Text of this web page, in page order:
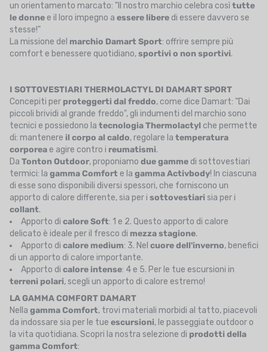
un orientamento marcato: "Il nostro marchio celebra così tutte
le donne e il loro impegno a essere libere di essere davvero se
stesse!"
La missione del marchio Damart Sport: offrire sempre più
comfort e benessere quotidiano,sportivi o non sportivi.
I SOTTOVESTIARI THERMOLACTYL DI DAMART SPORT
Concepiti per proteggerti dal freddo, come dice Damart: "Dai
piccoli brividi al grande freddo", gli indumenti del marchio sono
tecnici e possiedono la tecnologia Thermolactyl che permette
di: mantenere il corpo al caldo, regolare la temperatura
corporea e agire contro i reumatismi.
Da Tonton Outdoor, proponiamo due gamme di sottovestiari
termici: la gamma Comfort e la gamma Activbody! In ciascuna
di esse sono disponibili diversi spessori, che forniscono un
apporto di calore differente, sia per i sottovestiari sia per i
collant.
Apporto di calore Soft: 1 e 2. Questo apporto di calore
delicato è ideale per il fresco di mezza stagione.
Apporto di calore medium: 3. Nel cuore dell'inverno, benefici
di un apporto di calore importante.
Apporto di calore intense: 4 e 5. Per le tue escursioni in
terreni polari, scegli un apporto di calore estremo!
LA GAMMA COMFORT DAMART
Nella gamma Comfort, trovi materiali morbidi al tatto, piacevoli
da indossare sia per le tue escursioni, le passeggiate outdoor o
la vita quotidiana. Scopri la nostra selezione di prodotti della
gamma Comfort: